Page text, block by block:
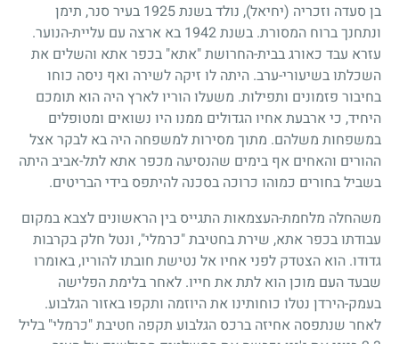
בן סעדה וזכריה (יחיאל), נולד בשנת1925 בעיר סנר, תימן
ונתחנך ברוח המסורת. בשנת1942 בא ארצה עם עליית-הנוער.
עזרא עבד כאורג בבית-החרושת "אתא" בכפר אתא והשלים את
השכלתו בשיעורי-ערב. היתה לו זיקה לשירה ואף ניסה כוחו
בחיבור פזמונים ותפילות. משעלו הוריו לארץ היה הוא תומכם
היחיד, כי ארבעת אחיו הגדולים ממנו היו נשואים ומטופלים
במשפחות משלהם. מתוך מסירות למשפחה היה בא לבקר אצל
ההורים והאחים אף בימים שהנסיעה מכפר אתא לתל-אביב היתה
בשביל בחורים כמוהו כרוכה בסכנה להיתפס בידי הבריטים.
משהחלה מלחמת-העצמאות התגייס בין הראשונים לצבא במקום
עבודתו בכפר אתא, שירת בחטיבת "כרמלי", ונטל חלק בקרבות
גדודו. הוא הצטדק לפני אחיו אל נטישת חובתו להוריו, באומרו
שבעד העם מוכן הוא לתת את חייו. לאחר בלימת הפלישה
בעמק-הירדן נטלו כוחותינו את היוזמה ותקפו באזור הגלבוע.
לאחר שנתפסה אחיזה ברכס הגלבוע תקפה חטיבת "כרמלי" בליל